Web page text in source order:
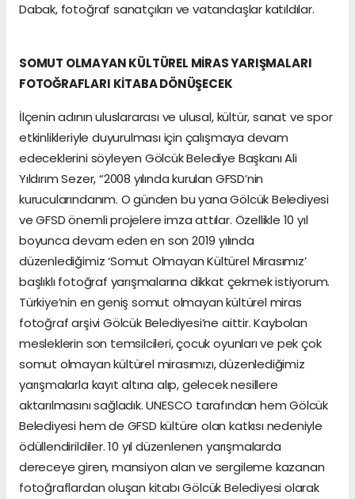
Dabak, fotoğraf sanatçıları ve vatandaşlar katıldılar.
SOMUT OLMAYAN KÜLTÜREL MİRAS YARIŞMALARI
FOTOĞRAFLARI KİTABA DÖNÜŞECEK
İlçenin adının uluslararası ve ulusal, kültür, sanat ve spor
etkinlikleriyle duyurulması için çalışmaya devam
edeceklerini söyleyen Gölcük Belediye Başkanı Ali
Yıldırım Sezer, “2008 yılında kurulan GFSD’nin
kurucularındanım. O günden bu yana Gölcük Belediyesi
ve GFSD önemli projelere imza attılar. Özellikle 10 yıl
boyunca devam eden en son 2019 yılında
düzenlediğimiz ‘Somut Olmayan Kültürel Mirasımız’
başlıklı fotoğraf yarışmalarına dikkat çekmek istiyorum.
Türkiye’nin en geniş somut olmayan kültürel miras
fotoğraf arşivi Gölcük Belediyesi’ne aittir. Kaybolan
mesleklerin son temsilcileri, çocuk oyunları ve pek çok
somut olmayan kültürel mirasımızı, düzenlediğimiz
yarışmalarla kayıt altına alıp, gelecek nesillere
aktarılmasını sağladık. UNESCO tarafından hem Gölcük
Belediyesi hem de GFSD kültüre olan katkısı nedeniyle
ödüllendirildiler. 10 yıl düzenlenen yarışmalarda
dereceye giren, mansiyon alan ve sergileme kazanan
fotoğraflardan oluşan kitabı Gölcük Belediyesi olarak